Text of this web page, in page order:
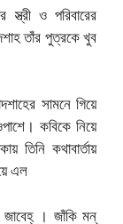
ও পরিবারের
তাঁর পুত্রকে খুব
সামনে গিয়ে
কবিকে নিয়ে
তিনি কথাবার্তায়
এল
। জাঁকি মন্